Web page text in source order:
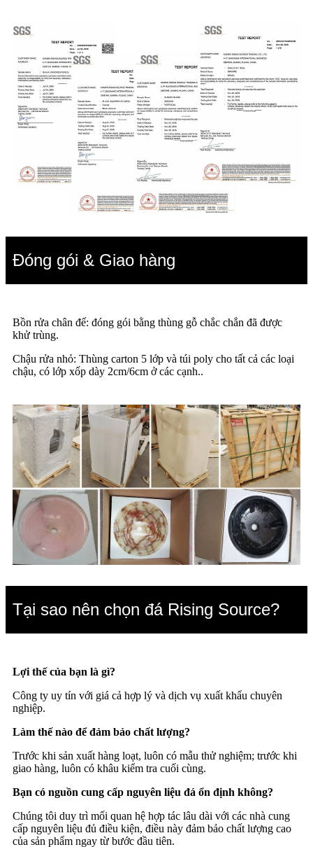
Đóng gói & Giao hàng
Bồn rửa chân đế: đóng gói bằng thùng gỗ chắc chắn đã được
khử trùng.
Chậu rửa nhỏ: Thùng carton 5 lớp và túi poly cho tất cả các loại
chậu, có lớp xốp dày 2cm/6cm ở các cạnh..
Tại sao nên chọn đá Rising Source?
Lợi thế của bạn là gì?
Công ty uy tín với giá cả hợp lý và dịch vụ xuất khẩu chuyên
nghiệp.
Làm thế nào để đảm bảo chất lượng?
Trước khi sản xuất hàng loạt, luôn có mẫu thử nghiệm; trước khi
giao hàng, luôn có khâu kiểm tra cuối cùng.
Bạn có nguồn cung cấp nguyên liệu đá ổn định không?
Chúng tôi duy trì mối quan hệ hợp tác lâu dài với các nhà cung
cấp nguyên liệu đủ điều kiện, điều này đảm bảo chất lượng cao
của sản phẩm ngay từ bước đầu tiên.